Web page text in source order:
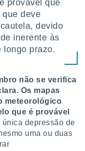
provável que
deve
devido
inerente às
longo prazo.
não se verifica
Os mapas
meteorológico
que é provável
única depressão de
uma ou duas